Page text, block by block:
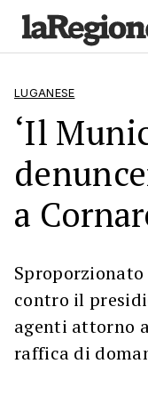
LUGANESE
‘Il
a
contro il
agenti attorno
raffica di